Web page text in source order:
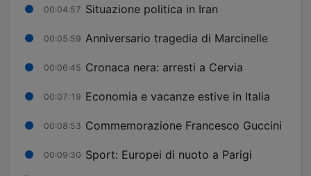
00:04:57 Situazione politica in Iran
00:05:59 Anniversario tragedia di Marcinelle
00:06:45 Cronaca nera: arresti a Cervia
00:07:19 Economia e vacanze estive in Italia
00:08:53 Commemorazione Francesco Guccini
00:09:30 Sport: Europei di nuoto a Parigi